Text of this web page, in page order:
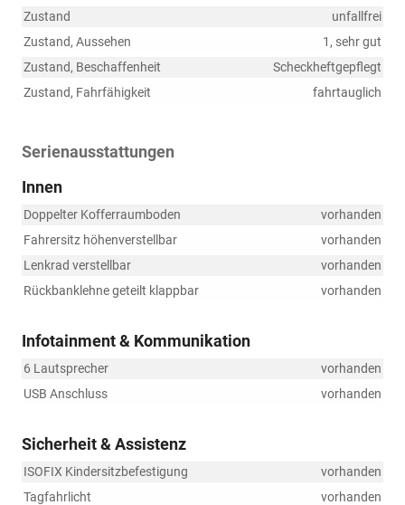
Zustand
unfallfrei
Zustand, Aussehen
1, sehr gut
Zustand, Beschaffenheit
Scheckheftgepflegt
Zustand, Fahrfähigkeit
fahrtauglich
Serienausstattungen
Innen
Doppelter Kofferraumboden
vorhanden
Fahrersitz höhenverstellbar
vorhanden
Lenkrad verstellbar
vorhanden
Rückbanklehne geteilt klappbar
vorhanden
Infotainment & Kommunikation
6 Lautsprecher
vorhanden
USB Anschluss
vorhanden
Sicherheit & Assistenz
ISOFIX Kindersitzbefestigung
vorhanden
Tagfahrlicht
vorhanden